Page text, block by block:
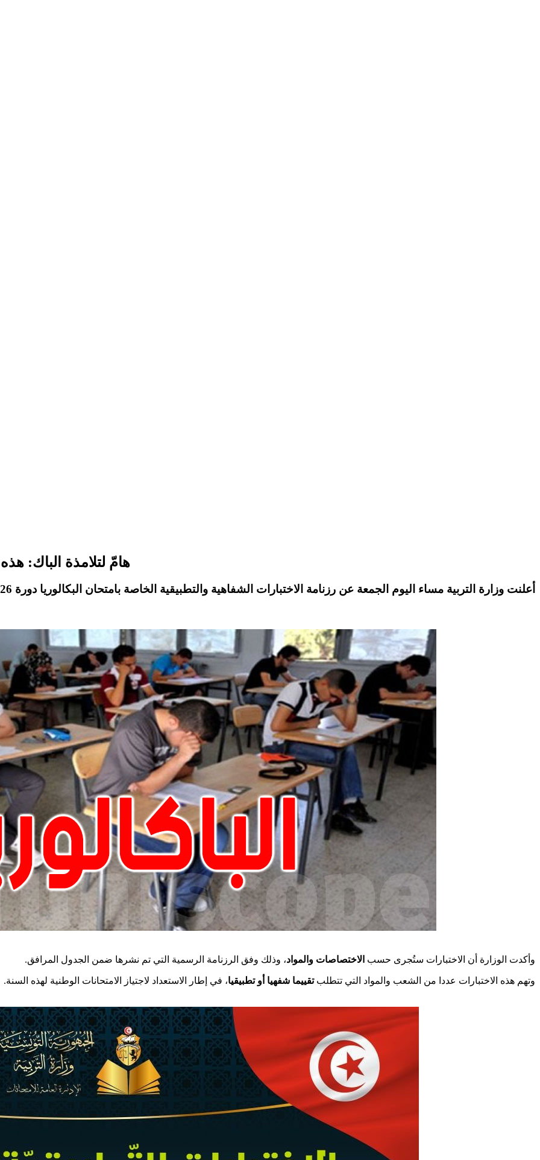
هامّ لتلامذة الباك:
أعلنت وزارة التربية مساء اليوم الجمعة عن رزنامة الاختبارات الشفاهية والتطبيقية الخاصة بامتحان البكالوريا دورة 2026
وأكدت الوزارة أن الاختبارات ستُجرى حسب الاختصاصات والمواد، وذلك وفق الرزنامة الرسمية التي تم نشرها ضمن الجدول المرافق.
وتهم هذه الاختبارات عددا من الشعب والمواد التي تتطلبتقييما شفهيا أو تطبيقيا، في إطار الاستعداد لاجتياز الامتحانات الوطنية لهذه السنة.